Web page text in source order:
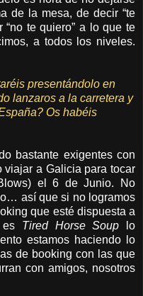
de la mesa, de decir “te
te quiero” a lo que te
a todos los niveles.
presentándolo en
lanzaros a la carretera y
Os habéis
bastante exigentes con
viajar a Galicia para tocar
el 6 de Junio. No
así que si no logramos
que esté dispuesta a
es Tired Horse Soup lo
estamos haciendo lo
de booking con las que
con amigos, nosotros